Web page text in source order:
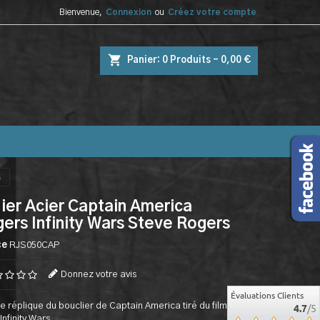
Bienvenue, Connexion ou Créez votre compte
shopping_cart Panier: 0 Produits - 0,00 €
Acier Captain America
Infinity Wars Steve Rogers
RJS050CAP
Donnez votre avis
réplique du bouclier de Captain America tiré du film
Évaluations Clients
4.7/5